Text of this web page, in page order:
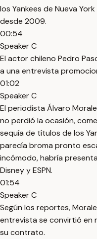
los Yankees de Nueva
desde 2009.
00:54
Speaker C
El actor chileno Pedro
a una entrevista
01:02
Speaker C
El periodista Álvaro
no perdió la ocasión,
sequía de títulos de los
parecía broma pronto
incómodo, habría
Disney y ESPN.
01:54
Speaker C
Según los reportes,
entrevista se convirtió en
su contrato.